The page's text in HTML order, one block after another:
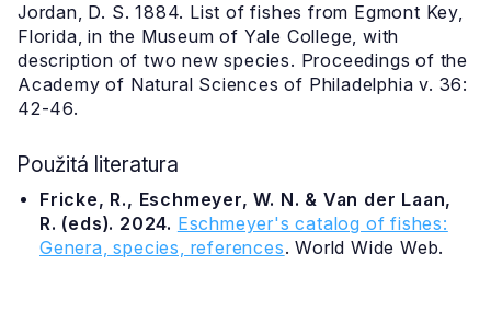
Jordan, D. S. 1884. List of fishes from Egmont Key,
Florida, in the Museum of Yale College, with
description of two new species. Proceedings of the
Academy of Natural Sciences of Philadelphia v. 36:
42-46.
Použitá literatura
Fricke, R., Eschmeyer, W. N. & Van der Laan,
R. (eds). 2024. Eschmeyer's catalog of fishes:
Genera, species, references. World Wide Web.